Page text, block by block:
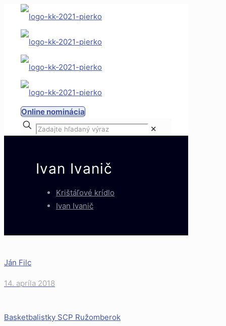
Online nominácia
✕
Ivan Ivanič
Krištáľové krídlo
Ivan Ivanič
Ján Filc
14. apríla 2018
Basketbalistky SCP Ružomberok